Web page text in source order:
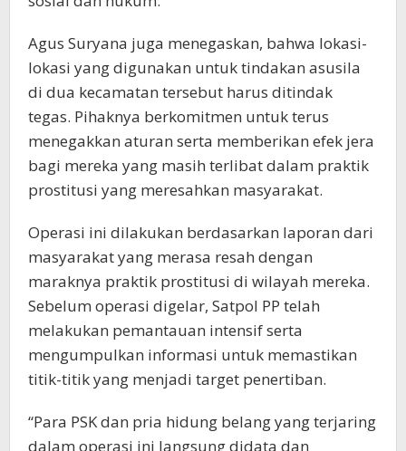
Agus Suryana juga menegaskan, bahwa lokasi-
lokasi yang digunakan untuk tindakan asusila
di dua kecamatan tersebut harus ditindak
tegas. Pihaknya berkomitmen untuk terus
menegakkan aturan serta memberikan efek jera
bagi mereka yang masih terlibat dalam praktik
prostitusi yang meresahkan masyarakat.
Operasi ini dilakukan berdasarkan laporan dari
masyarakat yang merasa resah dengan
maraknya praktik prostitusi di wilayah mereka.
Sebelum operasi digelar, Satpol PP telah
melakukan pemantauan intensif serta
mengumpulkan informasi untuk memastikan
titik-titik yang menjadi target penertiban.
“Para PSK dan pria hidung belang yang terjaring
dalam operasi ini langsung didata dan